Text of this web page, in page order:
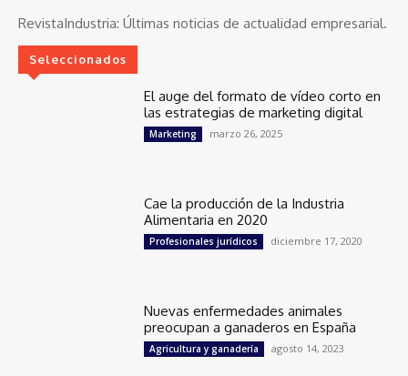
RevistaIndustria: Últimas noticias de actualidad empresarial.
Seleccionados
El auge del formato de vídeo corto en
las estrategias de marketing digital
Marketing marzo 26, 2025
Cae la producción de la Industria
Alimentaria en 2020
Profesionales jurídicos diciembre 17, 2020
Nuevas enfermedades animales
preocupan a ganaderos en España
Agricultura y ganadería agosto 14, 2023